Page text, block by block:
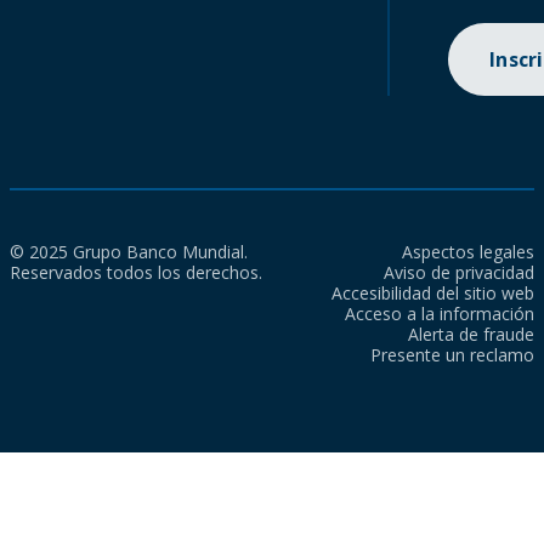
© 2025 Grupo Banco Mundial.
Reservados todos los derechos.
Aspectos legales
Aviso de privacidad
Accesibilidad del sitio web
Acceso a la información
Alerta de fraude
Presente un reclamo